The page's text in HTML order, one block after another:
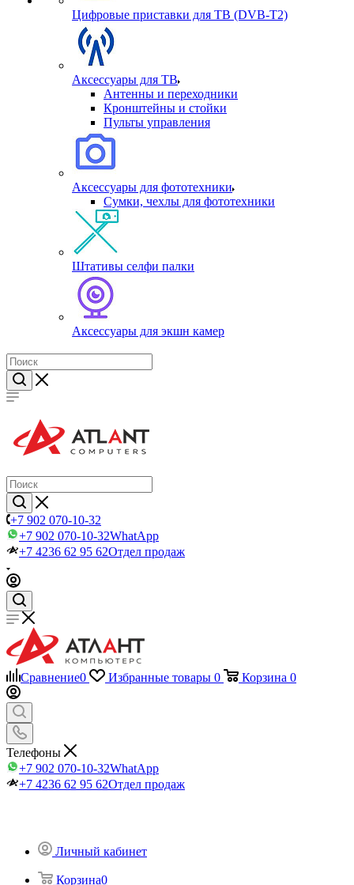
Цифровые приставки для ТВ (DVB-T2)
Аксессуары для ТВ
Антенны и переходники
Кронштейны и стойки
Пульты управления
Аксессуары для фототехники
Сумки, чехлы для фототехники
Штативы селфи палки
Аксессуары для экшн камер
+7 902 070-10-32
+7 902 070-10-32WhatApp
+7 4236 62 95 62Отдел продаж
Сравнение0 Избранные товары 0 Корзина 0
Телефоны
+7 902 070-10-32WhatApp
+7 4236 62 95 62Отдел продаж
Личный кабинет
Корзина0